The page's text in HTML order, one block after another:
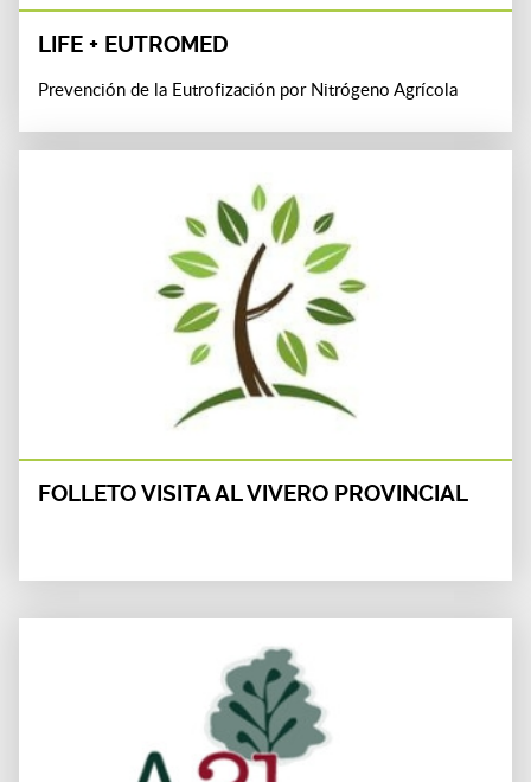
LIFE + EUTROMED
Prevención de la Eutrofización por Nitrógeno Agrícola
FOLLETO VISITA AL VIVERO PROVINCIAL